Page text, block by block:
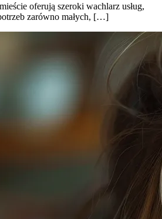
oferują szeroki wachlarz usług,
zarówno małych, […]